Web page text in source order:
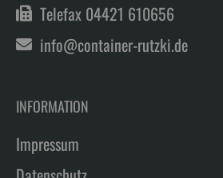
Telefax 04421 610656
info@container-rutzki.de
INFORMATION
Impressum